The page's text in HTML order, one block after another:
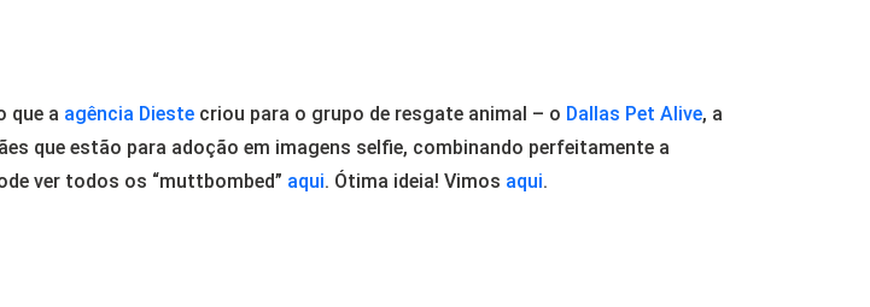
que a agência Dieste criou para o grupo de resgate animal – o Dallas Pet Alive, a
que estão para adoção em imagens selfie, combinando perfeitamente a
ver todos os “muttbombed” aqui. Ótima ideia! Vimos aqui.